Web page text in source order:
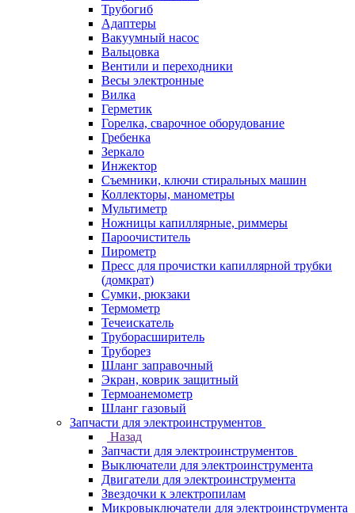
Трубогиб
Aдаптеры
Вакуумный насос
Вальцовка
Вентили и переходники
Весы электронные
Вилка
Герметик
Горелка, сварочное оборудование
Гребенка
Зеркало
Инжектор
Съемники, ключи стиральных машин
Коллекторы, манометры
Мультиметр
Ножницы капиллярные, риммеры
Пароочиститель
Пирометр
Пресс для прочистки капиллярной трубки
(домкрат)
Сумки, рюкзаки
Термометр
Течеискатель
Труборасширитель
Труборез
Шланг заправочный
Экран, коврик защитный
Термоанемометр
Шланг газовый
Запчасти для электроинструментов
Назад
Запчасти для электроинструментов
Выключатели для электроинструмента
Двигатели для электроинструмента
Звездочки к электропилам
Микровыключатели для электроинструмента